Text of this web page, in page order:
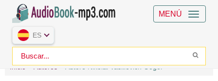
MENÚ
ES
Inicio Autores Autore Nikolai Vasilievich Gogol